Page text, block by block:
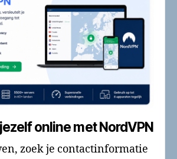
online met NordVPN
zoek je contactinformatie